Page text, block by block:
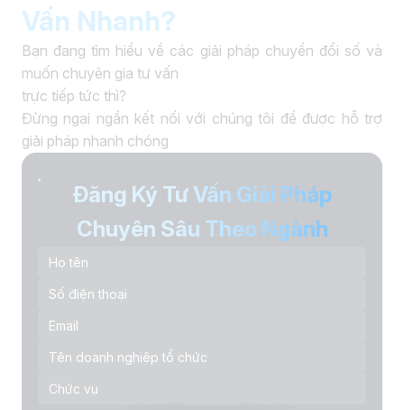
Vấn Nhanh?
Bạn đang tìm hiểu về các giải pháp chuyển đổi số và
muốn chuyên gia tư vấn
trực tiếp tức thì?
Đừng ngại ngần kết nối với chúng tôi để được hỗ trợ
giải pháp nhanh chóng
Đăng Ký Tư Vấn Giải Pháp
Chuyên Sâu Theo Ngành